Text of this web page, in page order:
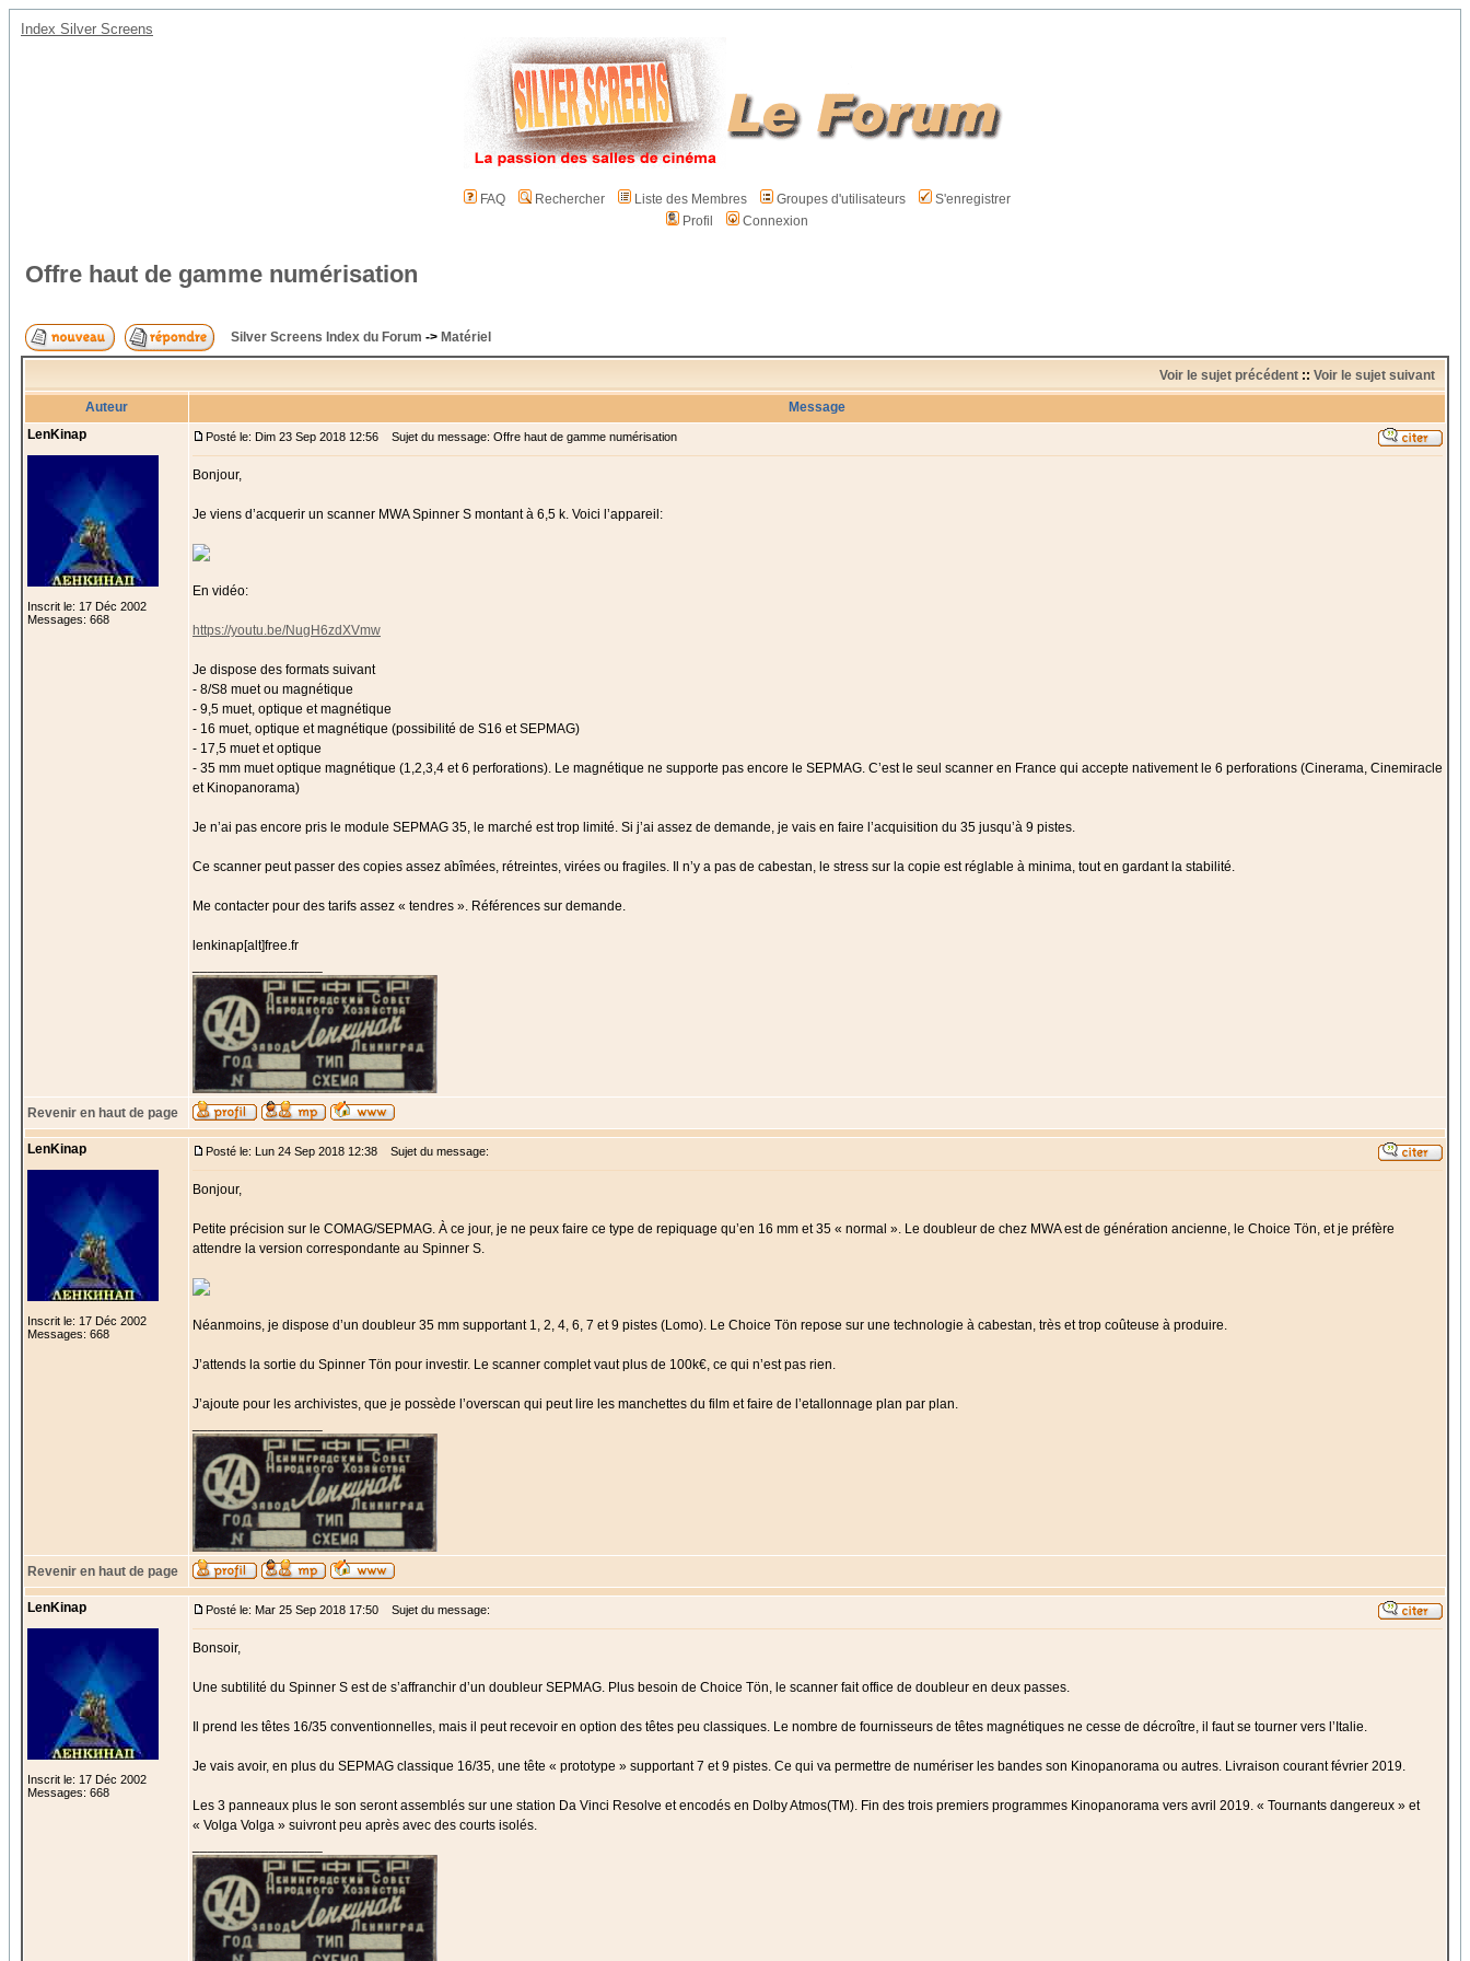
Index Silver Screens
FAQ Rechercher Liste des Membres Groupes d'utilisateurs
S'enregistrer
Profil
Connexion
Offre haut de gamme numérisation
Silver Screens Index du Forum -> Matériel
Voir le sujet précédent :: Voir le sujet suivant
Auteur
Message
LenKinap
Inscrit le: 17 Déc 2002
Messages: 668
Posté le: Dim 23 Sep 2018 12:56 Sujet du message: Offre haut de gamme numérisation
Bonjour,
Je viens d’acquerir un scanner MWA Spinner S montant à 6,5 k. Voici l’appareil:
En vidéo:
https://youtu.be/NugH6zdXVmw
Je dispose des formats suivant
- 8/S8 muet ou magnétique
- 9,5 muet, optique et magnétique
- 16 muet, optique et magnétique (possibilité de S16 et SEPMAG)
- 17,5 muet et optique
- 35 mm muet optique magnétique (1,2,3,4 et 6 perforations). Le magnétique ne supporte pas encore le SEPMAG. C’est le seul scanner en France qui accepte nativement le 6 perforations (Cinerama, Cinemiracle
et Kinopanorama)
Je n’ai pas encore pris le module SEPMAG 35, le marché est trop limité. Si j’ai assez de demande, je vais en faire l’acquisition du 35 jusqu’à 9 pistes.
Ce scanner peut passer des copies assez abîmées, rétreintes, virées ou fragiles. Il n’y a pas de cabestan, le stress sur la copie est réglable à minima, tout en gardant la stabilité.
Me contacter pour des tarifs assez « tendres ». Références sur demande.
lenkinap[alt]free.fr
Revenir en haut de page
LenKinap
Inscrit le: 17 Déc 2002
Messages: 668
Posté le: Lun 24 Sep 2018 12:38 Sujet du message:
Bonjour,
Petite précision sur le COMAG/SEPMAG. À ce jour, je ne peux faire ce type de repiquage qu’en 16 mm et 35 « normal ». Le doubleur de chez MWA est de génération ancienne, le Choice Tön, et je préfère
attendre la version correspondante au Spinner S.
Néanmoins, je dispose d’un doubleur 35 mm supportant 1, 2, 4, 6, 7 et 9 pistes (Lomo). Le Choice Tön repose sur une technologie à cabestan, très et trop coûteuse à produire.
J’attends la sortie du Spinner Tön pour investir. Le scanner complet vaut plus de 100k€, ce qui n’est pas rien.
J’ajoute pour les archivistes, que je possède l’overscan qui peut lire les manchettes du film et faire de l’etallonnage plan par plan.
Revenir en haut de page
LenKinap
Inscrit le: 17 Déc 2002
Messages: 668
Posté le: Mar 25 Sep 2018 17:50 Sujet du message:
Bonsoir,
Une subtilité du Spinner S est de s’affranchir d’un doubleur SEPMAG. Plus besoin de Choice Tön, le scanner fait office de doubleur en deux passes.
Il prend les têtes 16/35 conventionnelles, mais il peut recevoir en option des têtes peu classiques. Le nombre de fournisseurs de têtes magnétiques ne cesse de décroître, il faut se tourner vers l’Italie.
Je vais avoir, en plus du SEPMAG classique 16/35, une tête « prototype » supportant 7 et 9 pistes. Ce qui va permettre de numériser les bandes son Kinopanorama ou autres. Livraison courant février 2019.
Les 3 panneaux plus le son seront assemblés sur une station Da Vinci Resolve et encodés en Dolby Atmos(TM). Fin des trois premiers programmes Kinopanorama vers avril 2019. « Tournants dangereux » et
« Volga Volga » suivront peu après avec des courts isolés.